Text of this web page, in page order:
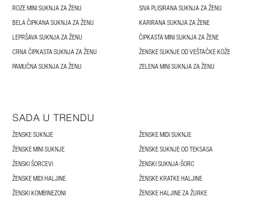
ROZE MINI SUKNJA ZA ŽENU
SIVA PLISIRANA SUKNJA ZA ŽENU
BELA ČIPKANA SUKNJA ZA ŽENU
KARIRANA SUKNJA ZA ŽENE
LEPRŠAVA SUKNJA ZA ŽENU
ČIPKASTA MINI SUKNJA ZA ŽENE
CRNA ČIPKASTA SUKNJA ZA ŽENU
ŽENSKE SUKNJE OD VEŠTAČKE KOŽE
PAMUČNA SUKNJA ZA ŽENU
ZELENA MINI SUKNJA ZA ŽENU
SADA U TRENDU
ŽENSKE SUKNJE
ŽENSKE MIDI SUKNJE
ŽENSKE MINI SUKNJE
ŽENSKE SUKNJE OD TEKSASA
ŽENSKI ŠORCEVI
ŽENSKI SUKNJA-ŠORC
ŽENSKE MIDI HALJINE
ŽENSKE KRATKE HALJINE
ŽENSKI KOMBINEZONI
ŽENSKE HALJINE ZA ŽURKE